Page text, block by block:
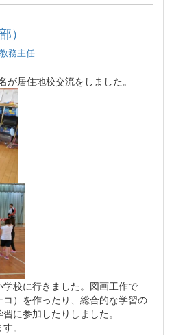
）
教務主任
居住地校交流をしました。
校に行きました。図画工作で
）を作ったり、総合的な学習の
に参加したりしました。
す。